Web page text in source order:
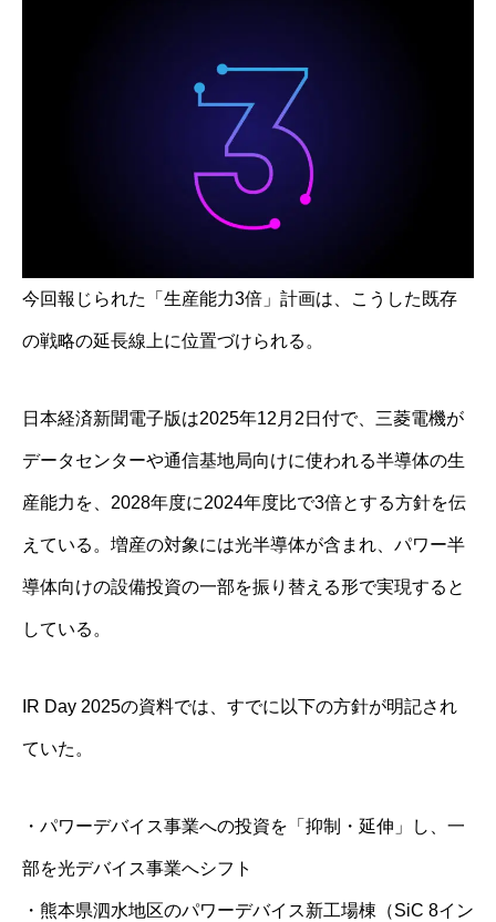
今回報じられた「生産能力3倍」計画は、こうした既存
の戦略の延長線上に位置づけられる。
日本経済新聞電子版は2025年12月2日付で、三菱電機が
データセンターや通信基地局向けに使われる半導体の生
産能力を、2028年度に2024年度比で3倍とする方針を伝
えている。増産の対象には光半導体が含まれ、パワー半
導体向けの設備投資の一部を振り替える形で実現すると
している。
IR Day 2025の資料では、すでに以下の方針が明記され
ていた。
・パワーデバイス事業への投資を「抑制・延伸」し、一
部を光デバイス事業へシフト
・熊本県泗水地区のパワーデバイス新工場棟（SiC 8イン